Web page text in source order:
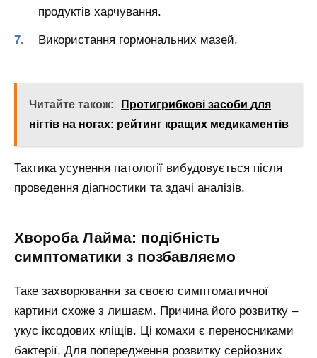
продуктів харчування.
Використання гормональних мазей.
Читайте також:
Протигрибкові засоби для
нігтів на ногах: рейтинг кращих медикаментів
Тактика усунення патології вибудовується після
проведення діагностики та здачі аналізів.
Хвороба Лайма: подібність
симптоматики з позбавляємо
Таке захворювання за своєю симптоматичної
картини схоже з лишаєм. Причина його розвитку –
укус іксодових кліщів. Ці комахи є переносниками
бактерії. Для попередження розвитку серйозних